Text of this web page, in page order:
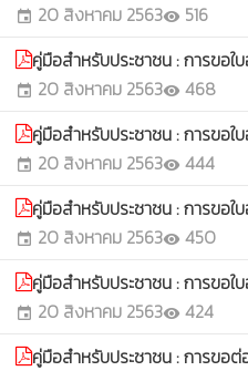
event 20 สิงหาคม 2563visibility 516
คู่มือสําหรับประชาชน : การขอ
event 20 สิงหาคม 2563visibility 468
คู่มือสําหรับประชาชน : การขอ
event 20 สิงหาคม 2563visibility 444
คู่มือสําหรับประชาชน : การขอ
event 20 สิงหาคม 2563visibility 450
คู่มือสําหรับประชาชน : การขอ
event 20 สิงหาคม 2563visibility 424
คู่มือสําหรับประชาชน : การขอ